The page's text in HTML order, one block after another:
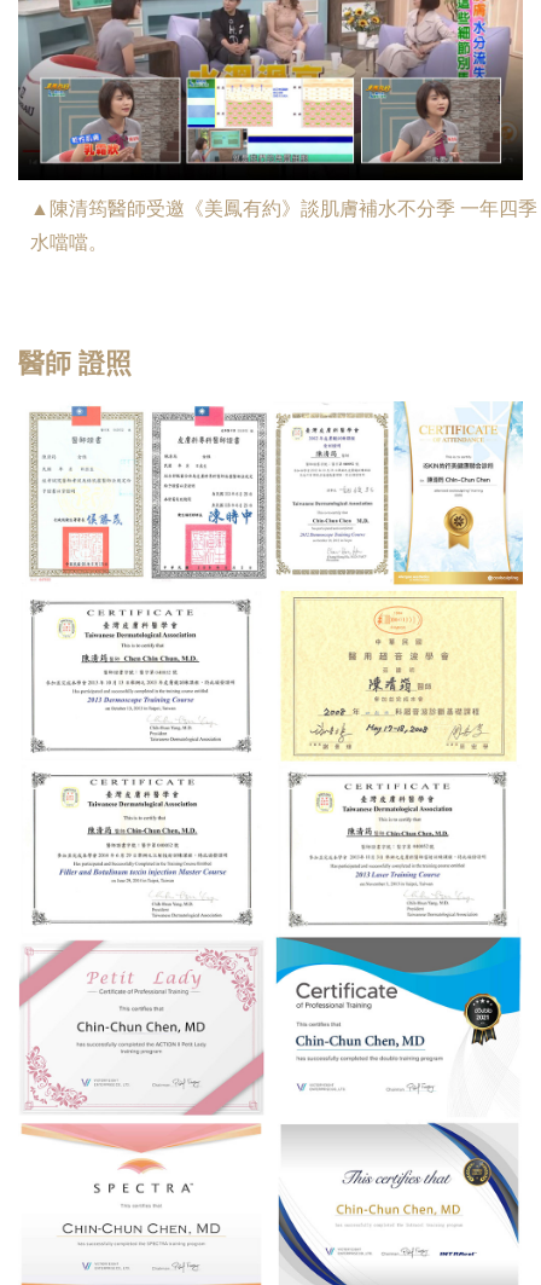
▲陳清筠醫師受邀《美鳳有約》談肌膚補水不分季 一年四季
水噹噹。
醫師 證照